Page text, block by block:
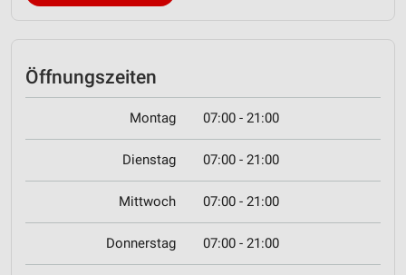
Öffnungszeiten
Montag 07:00 - 21:00
Dienstag 07:00 - 21:00
Mittwoch 07:00 - 21:00
Donnerstag 07:00 - 21:00